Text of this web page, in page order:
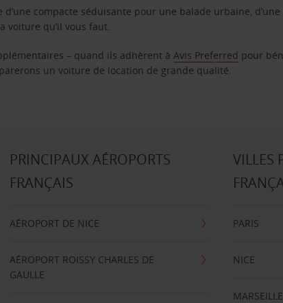
compacte séduisante pour une balade urbaine,
voiture qu’il vous faut.
– quand ils adhèrent àAvis Preferred pour
un voiture de location de grande qualité.
PRINCIPAUX AÉROPORTS
FRANÇAIS
AÉROPORT DE NICE
AÉROPORT ROISSY CHARLES DE
GAULLE
VILLES
PARIS
NICE
MARSEILLE